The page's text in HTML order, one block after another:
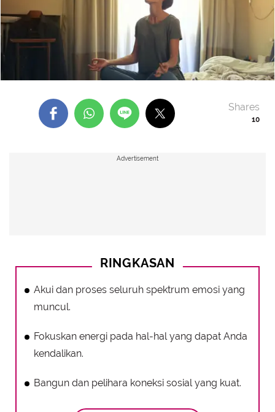
10
Shares
Advertisement
RINGKASAN
Akui dan proses seluruh spektrum emosi yang
muncul.
Fokuskan energi pada hal-hal yang dapat Anda
kendalikan.
Bangun dan pelihara koneksi sosial yang kuat.